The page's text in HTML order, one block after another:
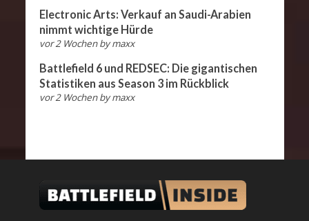
Electronic Arts: Verkauf an Saudi-Arabien
nimmt wichtige Hürde
vor 2 Wochen bymaxx
Battlefield 6 und REDSEC: Die gigantischen
Statistiken aus Season 3 im Rückblick
vor 2 Wochen bymaxx